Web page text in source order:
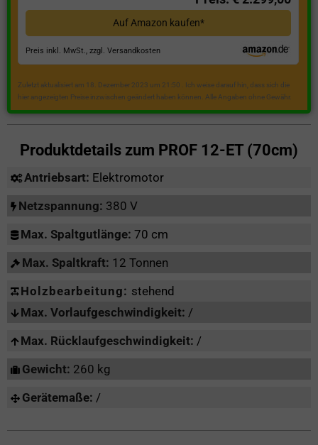
Auf Amazon kaufen*
Preis inkl. MwSt., zzgl. Versandkosten
Zuletzt aktualisiert am 18. Dezember 2023 um 21:50 . Ich weise darauf hin, dass sich die
hier angezeigten Preise inzwischen geändert haben können. Alle Angaben ohne Gewähr.
Produktdetails zum PROF 12-ET (70cm)
Antriebsart: Elektromotor
Netzspannung: 380 V
Max. Spaltgutlänge: 70 cm
Max. Spaltkraft: 12 Tonnen
Holzbearbeitung: stehend
Max. Vorlaufgeschwindigkeit: /
Max. Rücklaufgeschwindigkeit: /
Gewicht: 260 kg
Gerätemaße: /